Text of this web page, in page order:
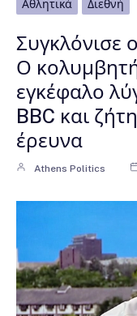
Αθλητικά Διεθνή
Συγκλόνισε
Ο
εγκέφαλο
BBC και
έρευνα
Athens Politics